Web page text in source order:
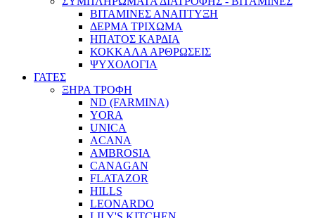
ΒΙΤΑΜΙΝΕΣ ΑΝΑΠΤΥΞΗ
ΔΕΡΜΑ ΤΡΙΧΩΜΑ
ΗΠΑΤΟΣ ΚΑΡΔΙΑ
ΚΟΚΚΑΛΑ ΑΡΘΡΩΣΕΙΣ
ΨΥΧΟΛΟΓΙΑ
ΓΑΤΕΣ
ΞΗΡΑ ΤΡΟΦΗ
ND (FARMINA)
YORA
UNICA
ACANA
AMBROSIA
CANAGAN
FLATAZOR
HILLS
LEONARDO